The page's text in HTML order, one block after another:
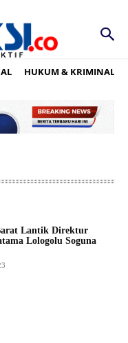
HUKUM & KRIMINAL
Lantik Direktur
Lologolu Soguna